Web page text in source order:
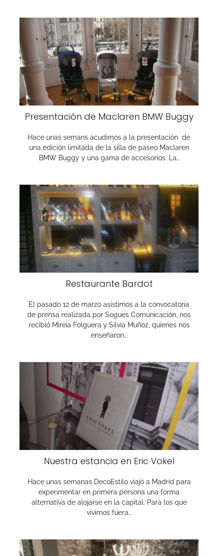
Presentación de Maclaren BMW Buggy
Hace unas semans acudimos a la presentación de
una edición limitada de la silla de paseo Maclaren
BMW Buggy y una gama de accesorios. La…
Restaurante Bardot
El pasado 12 de marzo asistimos a la convocatoria
de prensa realizada por Sogues Comunicación, nos
recibió Mireia Folguera y Silvia Muñoz, quienes nos
enseñaron…
Nuestra estancia en Eric Vokel
Hace unas semanas DecoEstilo viajó a Madrid para
experimentar en primera persona una forma
alternativa de alojarse en la capital. Para los que
vivimos fuera…